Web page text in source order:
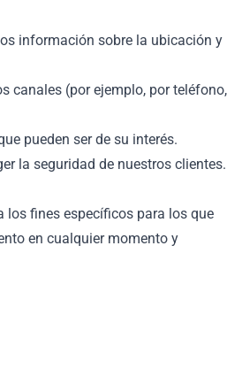
información sobre la ubicación y
canales (por ejemplo, por teléfono,
pueden ser de su interés.
la seguridad de nuestros clientes.
los fines específicos para los que
en cualquier momento y